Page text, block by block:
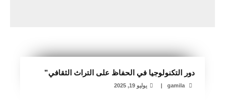
دور التكنولوجيا في الحفاظ على التراث الثقافي”
gamila
| يوليو 19, 2025